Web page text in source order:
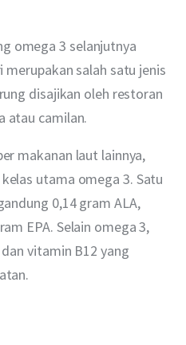
omega 3 selanjutnya
salah satu jenis
disajikan oleh restoran
atau camilan.
makanan laut lainnya,
utama omega 3. Satu
0,14 gram ALA,
EPA. Selain omega 3,
vitamin B12 yang